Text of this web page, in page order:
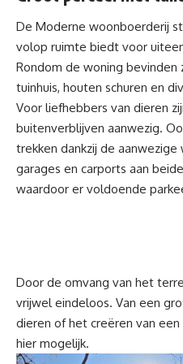
De Moderne woonboerderij
volop ruimte biedt voor
Rondom de woning bevinden
tuinhuis, houten schuren en
Voor liefhebbers van dieren
buitenverblijven aanwezig.
trekken dankzij de
garages en carports aan
waardoor er voldoende
Door de omvang van het
vrijwel eindeloos. Van een
dieren of het creëren van
hier mogelijk.